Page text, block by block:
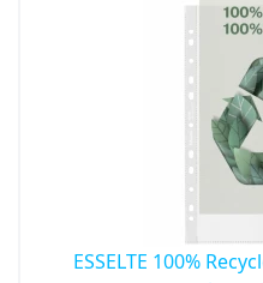
ESSELTE 100%